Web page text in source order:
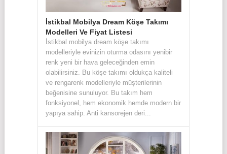
İstikbal Mobilya Dream Köşe Takımı
Modelleri Ve Fiyat Listesi
İstikbal mobilya dream köşe takımı
modelleriyle evinizin oturma odasını yenibir
renk yeni bir hava geleceğinden emin
olabilirsiniz. Bu köşe takımı oldukça kaliteli
ve rengarenk modelleriyle müşterilerinin
beğenisine sunuluyor. Bu takım hem
fonksiyonel, hem ekonomik hemde modern bir
yapıya sahip. Anti kansorejen deri...